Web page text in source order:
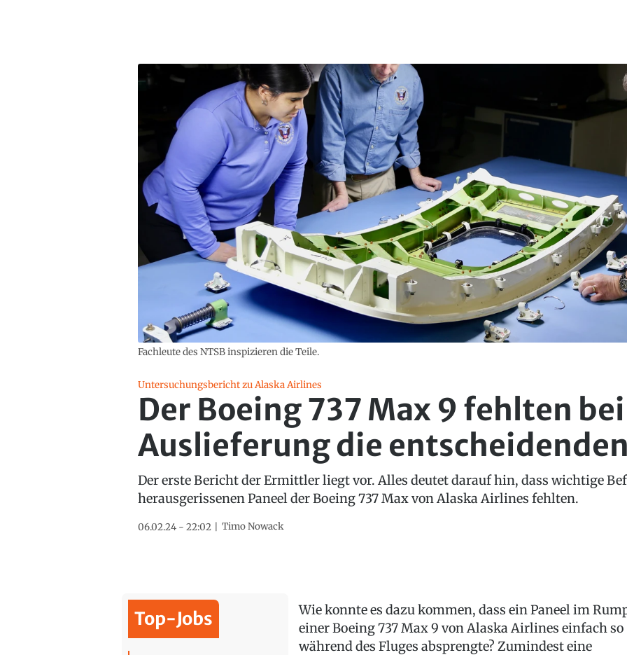
Fachleute des NTSB inspizieren die Teile.
Untersuchungsbericht zu Alaska Airlines
Der Boeing 737 Max 9 fehlten
Auslieferung die
Der erste Bericht der Ermittler liegt vor. Alles deutet darauf hin, dass wichtige
herausgerissenen Paneel der Boeing 737 Max von Alaska Airlines fehlten.
06.02.24 - 22:02 Timo Nowack
Top-Jobs
Wie konnte es dazu kommen, dass ein Paneel im
einer Boeing 737 Max 9 von Alaska Airlines einfach so
während des Fluges absprengte? Zumindest eine